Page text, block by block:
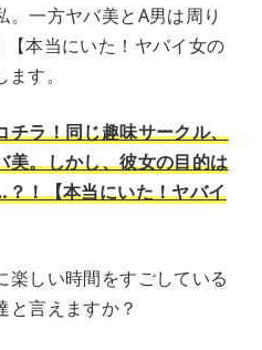
。一方ヤバ美とA男は周り
本当にいた！ヤバイ女の
す。
ラ！同じ趣味サークル、
美。しかし、彼女の目的は
！【本当にいた！ヤバイ
楽しい時間をすごしている
と言えますか？